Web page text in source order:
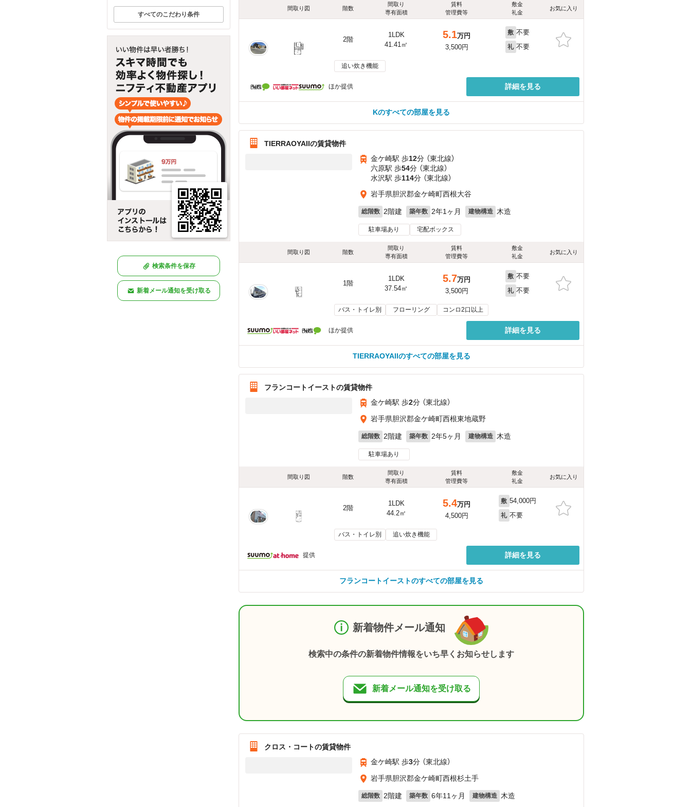
すべてのこだわり条件
検索条件を保存
新着メール通知を受け取る
間取り図 階数
間取り
専有面積
賃料
管理費等
敷金
礼金
お気に入り
2階
1LDK
41.41㎡
5.1万円
3,500円
敷 不要
礼 不要
追い炊き機能
ほか提供 詳細を見る
Kのすべての部屋を見る
TIERRAOYAIIの賃貸物件
金ケ崎駅 歩12分 （東北線）
六原駅 歩54分 （東北線）
水沢駅 歩114分 （東北線）
岩手県胆沢郡金ケ崎町西根大谷
総階数 2階建 築年数 2年1ヶ月 建物構造 木造
駐車場あり 宅配ボックス
間取り図 階数
間取り
専有面積
賃料
管理費等
敷金
礼金
お気に入り
1階
1LDK
37.54㎡
5.7万円
3,500円
敷 不要
礼 不要
バス・トイレ別 フローリング コンロ2口以上
ほか提供 詳細を見る
TIERRAOYAIIのすべての部屋を見る
フランコートイーストの賃貸物件
金ケ崎駅 歩2分 （東北線）
岩手県胆沢郡金ケ崎町西根東地蔵野
総階数 2階建 築年数 2年5ヶ月 建物構造 木造
駐車場あり
間取り図 階数
間取り
専有面積
賃料
管理費等
敷金
礼金
お気に入り
2階
1LDK
44.2㎡
5.4万円
4,500円
敷 54,000円
礼 不要
バス・トイレ別 追い炊き機能
提供 詳細を見る
フランコートイーストのすべての部屋を見る
新着物件メール通知
検索中の条件の新着物件情報をいち早くお知らせします
新着メール通知を受け取る
クロス・コートの賃貸物件
金ケ崎駅 歩3分 （東北線）
岩手県胆沢郡金ケ崎町西根杉土手
総階数 2階建 築年数 6年11ヶ月 建物構造 木造